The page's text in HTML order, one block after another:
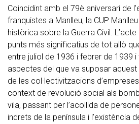
Coincidint amb el 79è aniversari de
franquistes a Manlleu, la CUP
històrica sobre la Guerra Civil.
punts més significatius de tot allò
entre juliol de 1936 i febrer de 1939
aspectes del que va suposar aquest
de les col·lectivitzacions
context de revolució social als
vila, passant per l’acollida de
indrets de la península i l’existència